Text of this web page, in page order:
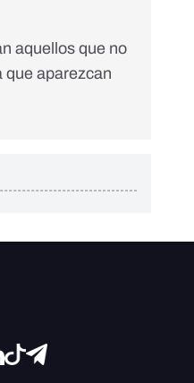
aquellos que no
que aparezcan